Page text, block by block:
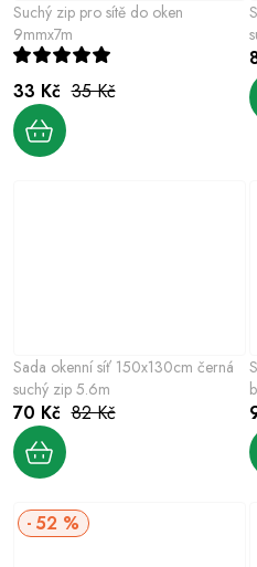
Suchý zip pro sítě do oken
9mmx7m
33 Kč 35 Kč
Sada okenní síť 150x130cm černá
suchý zip 5.6m
70 Kč 82 Kč
52 %